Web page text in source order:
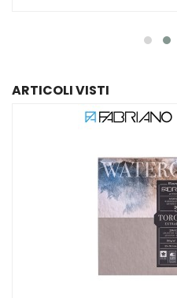
ARTICOLI VISTI